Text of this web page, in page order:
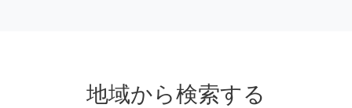
地域から検索する